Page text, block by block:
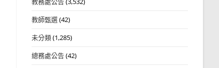
教師甄選(42)
未分類(1,285)
總務處公告(42)